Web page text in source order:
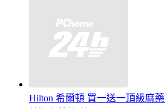
Hilton 希爾頓 買一送一頂級麻